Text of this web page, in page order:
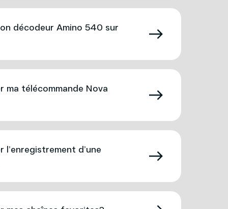
décodeur Amino 540 sur
ma télécommande Nova
l’enregistrement d’une